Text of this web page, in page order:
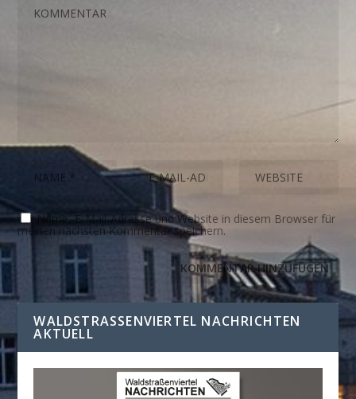
Name, E-Mail-Adresse und Website in diesem Browser für
meinen nächsten Kommentar speichern.
WALDSTRASSENVIERTEL NACHRICHTEN A
KTUELL